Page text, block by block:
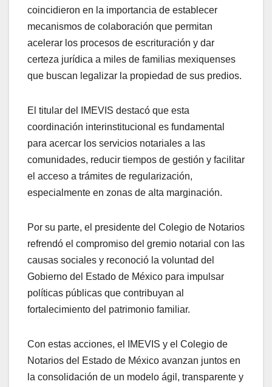
coincidieron en la importancia de establecer
mecanismos de colaboración que permitan
acelerar los procesos de escrituración y dar
certeza jurídica a miles de familias mexiquenses
que buscan legalizar la propiedad de sus predios.
El titular del IMEVIS destacó que esta
coordinación interinstitucional es fundamental
para acercar los servicios notariales a las
comunidades, reducir tiempos de gestión y facilitar
el acceso a trámites de regularización,
especialmente en zonas de alta marginación.
Por su parte, el presidente del Colegio de Notarios
refrendó el compromiso del gremio notarial con las
causas sociales y reconoció la voluntad del
Gobierno del Estado de México para impulsar
políticas públicas que contribuyan al
fortalecimiento del patrimonio familiar.
Con estas acciones, el IMEVIS y el Colegio de
Notarios del Estado de México avanzan juntos en
la consolidación de un modelo ágil, transparente y